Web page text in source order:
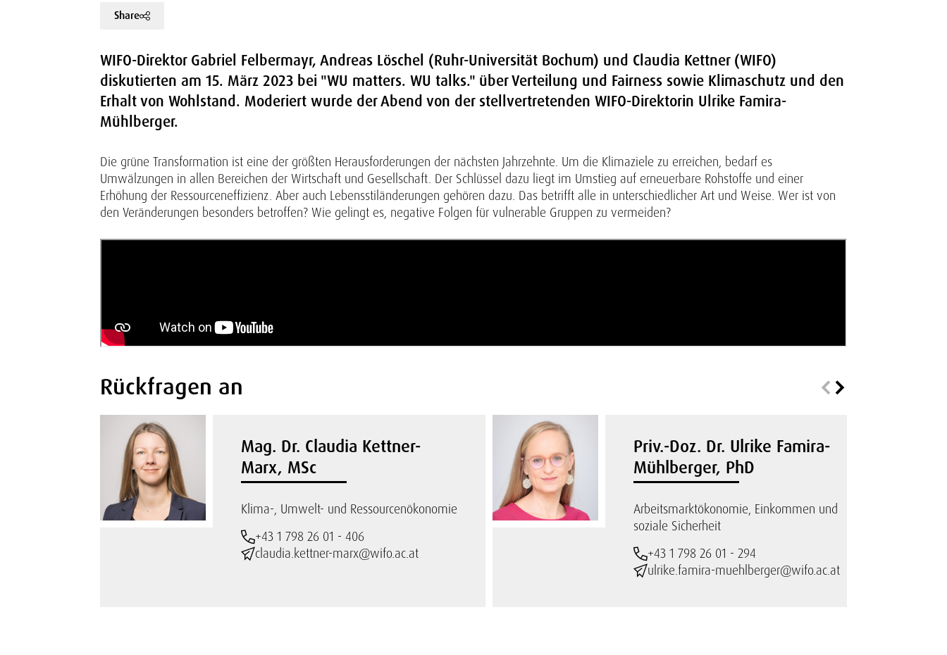
Share
WIFO-Direktor Gabriel Felbermayr, Andreas Löschel (Ruhr-Universität Bochum) und Claudia Kettner (WIFO)
diskutierten am 15. März 2023 bei "WU matters. WU talks." über Verteilung und Fairness sowie Klimaschutz und den
Erhalt von Wohlstand. Moderiert wurde der Abend von der stellvertretenden WIFO-Direktorin Ulrike Famira-
Mühlberger.
Die grüne Transformation ist eine der größten Herausforderungen der nächsten Jahrzehnte. Um die Klimaziele zu erreichen, bedarf es
Umwälzungen in allen Bereichen der Wirtschaft und Gesellschaft. Der Schlüssel dazu liegt im Umstieg auf erneuerbare Rohstoffe und einer
Erhöhung der Ressourceneffizienz. Aber auch Lebensstiländerungen gehören dazu. Das betrifft alle in unterschiedlicher Art und Weise. Wer ist von
den Veränderungen besonders betroffen? Wie gelingt es, negative Folgen für vulnerable Gruppen zu vermeiden?
Rückfragen an
Mag. Dr. Claudia Kettner-
Marx, MSc
Klima-, Umwelt- und Ressourcenökonomie
+43 1 798 26 01 - 406
claudia.kettner-marx@wifo.ac.at
Priv.-Doz. Dr. Ulrike Famira-
Mühlberger, PhD
Arbeitsmarktökonomie, Einkommen und
soziale Sicherheit
+43 1 798 26 01 - 294
ulrike.famira-muehlberger@wifo.ac.at